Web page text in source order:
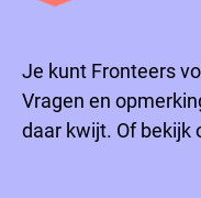
Je kunt Fronteers
Vragen en
daar kwijt. Of bekijk